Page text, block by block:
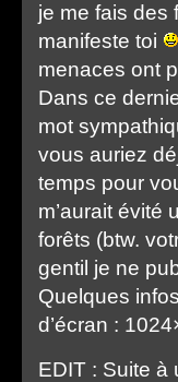
je me fais des
manifeste toi
menaces ont
Dans ce
mot
vous auriez
temps pour
m’aurait évité
forêts (btw.
gentil je ne
Quelques
d’écran :
EDIT : Suite à